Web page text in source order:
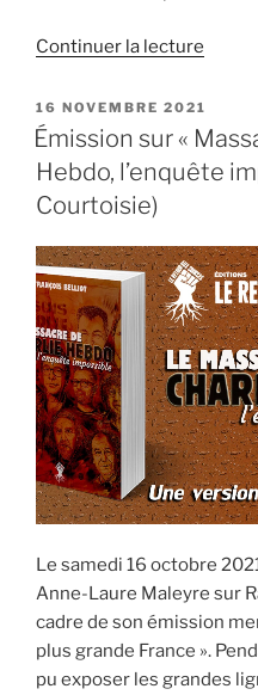
Continuer la lecture
de
du
36
quai
des
PUBLIÉ
LE
16 NOVEMBRE 2021
Émission sur «
Hebdo, l’enquête
Courtoisie)
Le samedi 16 octobre
Anne-Laure Maleyre sur
cadre de son émission
plus grande France ».
pu exposer les grandes